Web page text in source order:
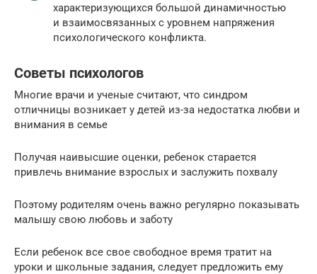
характеризующихся большой динамичностью
и взаимосвязанных с уровнем напряжения
психологического конфликта.
Советы психологов
Многие врачи и ученые считают, что синдром
отличницы возникает у детей из-за недостатка любви и
внимания в семье
Получая наивысшие оценки, ребенок старается
привлечь внимание взрослых и заслужить похвалу
Поэтому родителям очень важно регулярно показывать
малышу свою любовь и заботу
Если ребенок все свое свободное время тратит на
уроки и школьные задания, следует предложить ему